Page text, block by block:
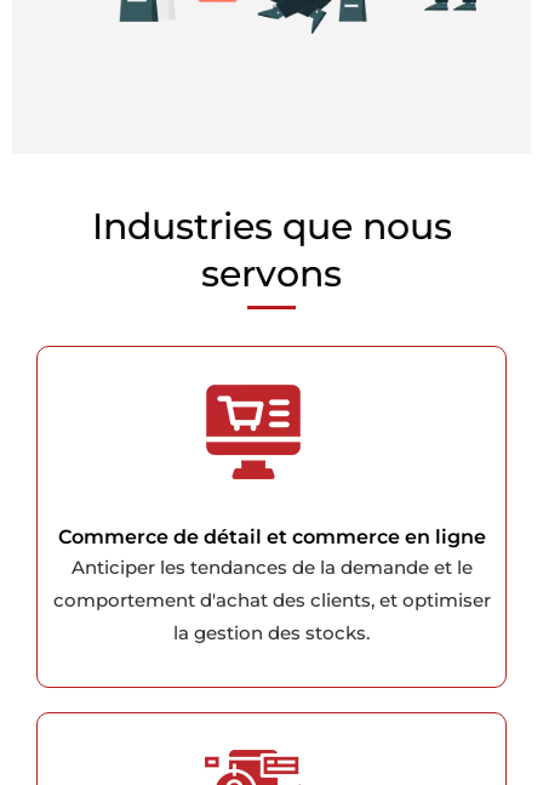
Industries que nous
servons
Commerce de détail et commerce en ligne
Anticiper les tendances de la demande et le
comportement d'achat des clients, et optimiser
la gestion des stocks.